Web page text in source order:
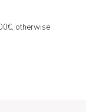
otherwise